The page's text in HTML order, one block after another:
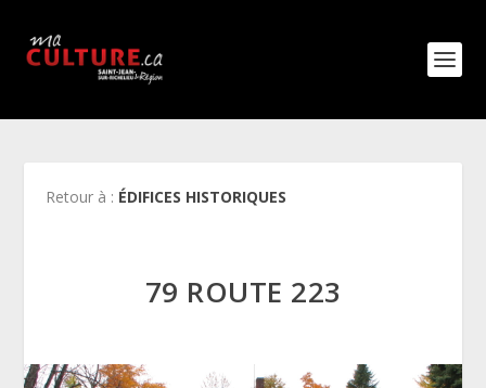
Retour à : ÉDIFICES HISTORIQUES
79 ROUTE 223